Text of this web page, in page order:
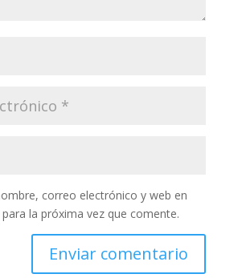
correo electrónico y web en
la próxima vez que comente.